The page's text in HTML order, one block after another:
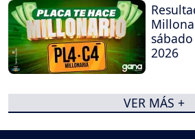
2026
VER MÁS +